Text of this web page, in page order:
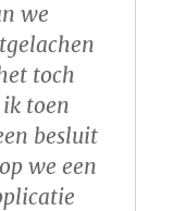
we
toch
toen
besluit
we een